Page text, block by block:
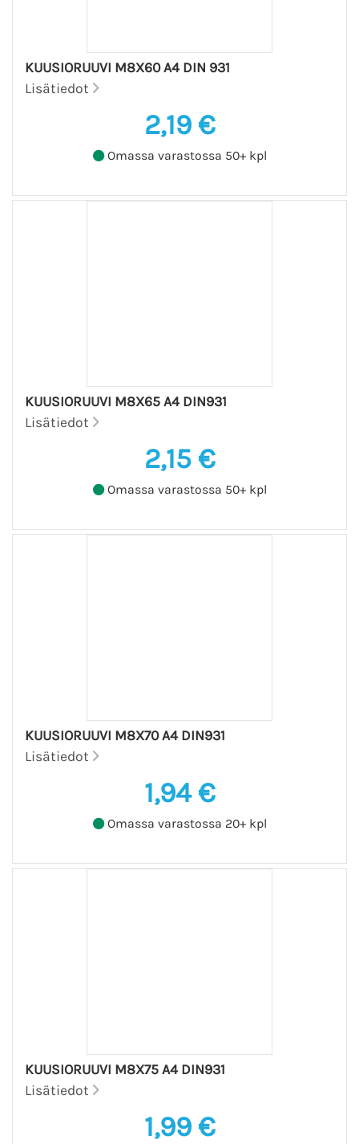
KUUSIORUUVI M8X60 A4 DIN 931
Lisätiedot
2,19 €
Omassa varastossa 50+ kpl
KUUSIORUUVI M8X65 A4 DIN931
Lisätiedot
2,15 €
Omassa varastossa 50+ kpl
KUUSIORUUVI M8X70 A4 DIN931
Lisätiedot
1,94 €
Omassa varastossa 20+ kpl
KUUSIORUUVI M8X75 A4 DIN931
Lisätiedot
1,99 €